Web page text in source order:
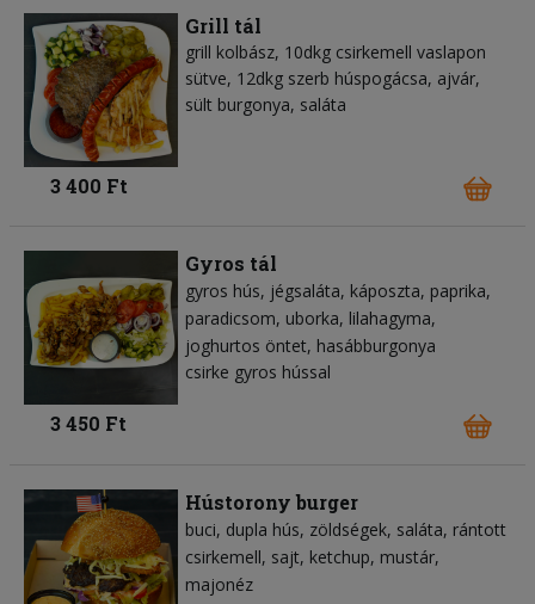
Grill tál
grill kolbász, 10dkg csirkemell vaslapon
sütve, 12dkg szerb húspogácsa, ajvár,
sült burgonya, saláta
3 400 Ft
Gyros tál
gyros hús jégsaláta káposzta paprika
paradicsom uborka lilahagyma
joghurtos öntet hasábburgonya
csirke gyros hússal
3 450 Ft
Hústorony burger
buci dupla hús zöldségek saláta rántott
csirkemell sajt ketchup mustár
majonéz